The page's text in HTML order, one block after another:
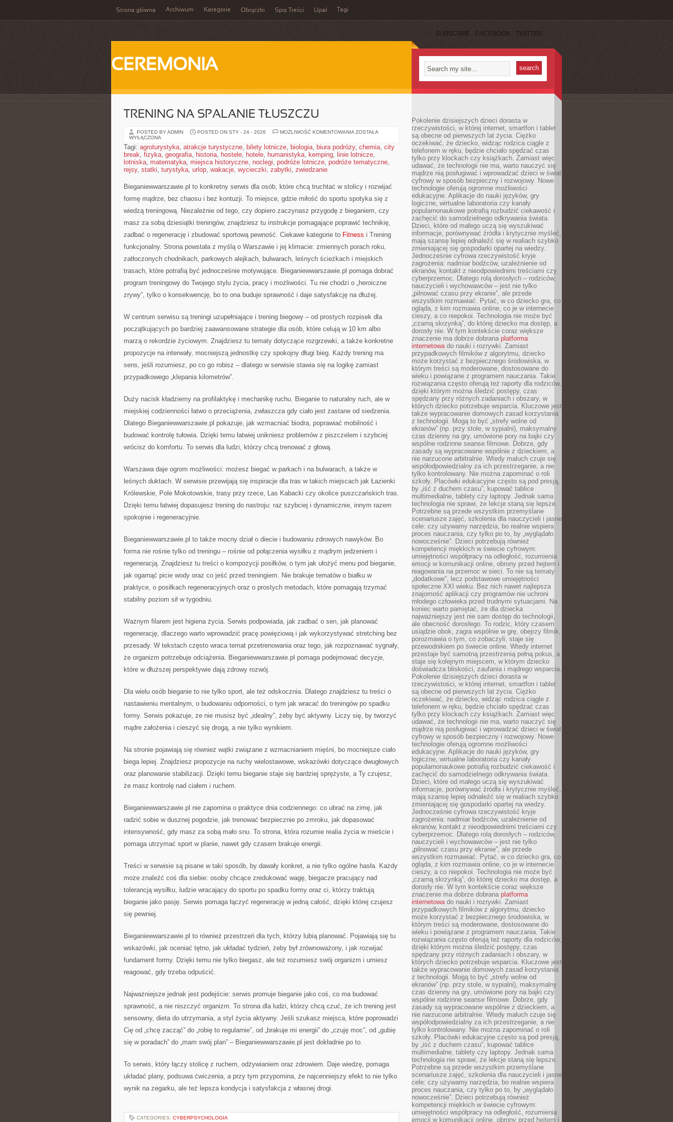
Strona główna Archiwum Kategorie Obrączki Spis Treści Upał Tagi
SUBSCRIBE FACEBOOK TWITTER
CEREMONIA
TRENING NA SPALANIE TŁUSZCZU
POSTED BY ADMIN POSTED ON STY - 24 - 2026 MOŻLIWOŚĆ KOMENTOWANIA TRENING
TŁUSZCZU
ZOSTAŁA
WYŁĄCZONA
Tagi: agroturystyka, atrakcje turystyczne, bilety lotnicze, biologia, biura podróży, chemia, city
break, fizyka, geografia, historia, hostele, hotele, humanistyka, kemping, linie lotnicze,
lotniska, matematyka, miejsca historyczne, noclegi, podróże lotnicze, podróże tematyczne,
rejsy, statki, turystyka, urlop, wakacje, wycieczki, zabytki, zwiedzanie
Bieganiewwarszawie.pl to konkretny serwis dla osób, które chcą truchtać w stolicy i rozwijać
formę mądrze, bez chaosu i bez kontuzji. To miejsce, gdzie miłość do sportu spotyka się z
wiedzą treningową. Niezależnie od tego, czy dopiero zaczynasz przygodę z bieganiem, czy
masz za sobą dziesiątki treningów, znajdziesz tu instrukcje pomagające poprawić technikię,
zadbać o regenerację i zbudować sportową pewność. Ciekawe kategorie to Fitness i Trening
funkcjonalny. Strona powstała z myślą o Warszawie i jej klimacie: zmiennych porach roku,
zatłoczonych chodnikach, parkowych alejkach, bulwarach, leśnych ścieżkach i miejskich
trasach, które potrafią być jednocześnie motywujące. Bieganiewwarszawie.pl pomaga dobrać
program treningowy do Twojego stylu życia, pracy i możliwości. Tu nie chodzi o „heroiczne
zrywy”, tylko o konsekwencję, bo to ona buduje sprawność i daje satysfakcję na dłużej.
W centrum serwisu są treningi uzupełniające i trening biegowy – od prostych rozpisek dla
początkujących po bardziej zaawansowane strategie dla osób, które celują w 10 km albo
marzą o rekordzie życiowym. Znajdziesz tu tematy dotyczące rozgrzewki, a także konkretne
propozycje na interwały, mocniejszą jednostkę czy spokojny długi bieg. Każdy trening ma
sens, jeśli rozumiesz, po co go robisz – dlatego w serwisie stawia się na logikę zamiast
przypadkowego „klepania kilometrów”.
Duży nacisk kładziemy na profilaktykę i mechanikę ruchu. Bieganie to naturalny ruch, ale w
miejskiej codzienności łatwo o przeciążenia, zwłaszcza gdy ciało jest zastane od siedzenia.
Dlatego Bieganiewwarszawie.pl pokazuje, jak wzmacniać biodra, poprawiać mobilność i
budować kontrolę tułowia. Dzięki temu łatwiej unikniesz problemów z piszczelem i szybciej
wrócisz do komfortu. To serwis dla ludzi, którzy chcą trenować z głową.
Warszawa daje ogrom możliwości: możesz biegać w parkach i na bulwarach, a także w
leśnych duktach. W serwisie przewijają się inspiracje dla tras w takich miejscach jak Łazienki
Królewskie, Pole Mokotowskie, trasy przy rzece, Las Kabacki czy okolice puszczańskich tras.
Dzięki temu łatwiej dopasujesz trening do nastroju: raz szybciej i dynamicznie, innym razem
spokojnie i regeneracyjnie.
Bieganiewwarszawie.pl to także mocny dział o diecie i budowaniu zdrowych nawyków. Bo
forma nie rośnie tylko od treningu – rośnie od połączenia wysiłku z mądrym jedzeniem i
regeneracją. Znajdziesz tu treści o kompozycji posiłków, o tym jak ułożyć menu pod bieganie,
jak ogarnąć picie wody oraz co jeść przed treningiem. Nie brakuje tematów o białku w
praktyce, o posiłkach regeneracyjnych oraz o prostych metodach, które pomagają trzymać
stabilny poziom sił w tygodniu.
Ważnym filarem jest higiena życia. Serwis podpowiada, jak zadbać o sen, jak planować
regenerację, dlaczego warto wprowadzić pracę powięziową i jak wykorzystywać stretching bez
przesady. W tekstach często wraca temat przetrenowania oraz tego, jak rozpoznawać sygnały,
że organizm potrzebuje odciążenia. Bieganiewwarszawie.pl pomaga podejmować decyzje,
które w dłuższej perspektywie dają zdrowy rozwój.
Dla wielu osób bieganie to nie tylko sport, ale też odskocznia. Dlatego znajdziesz tu treści o
nastawieniu mentalnym, o budowaniu odporności, o tym jak wracać do treningów po spadku
formy. Serwis pokazuje, że nie musisz być „idealny”, żeby być aktywny. Liczy się, by tworzyć
mądre założenia i cieszyć się drogą, a nie tylko wynikiem.
Na stronie pojawiają się również wątki związane z wzmacnianiem mięśni, bo mocniejsze ciało
biega lepiej. Znajdziesz propozycje na ruchy wielostawowe, wskazówki dotyczące dwugłowych
oraz planowanie stabilizacji. Dzięki temu bieganie staje się bardziej sprężyste, a Ty czujesz,
że masz kontrolę nad ciałem i ruchem.
Bieganiewwarszawie.pl nie zapomina o praktyce dnia codziennego: co ubrać na zimę, jak
radzić sobie w dusznej pogodzie, jak trenować bezpiecznie po zmroku, jak dopasować
intensywność, gdy masz za sobą mało snu. To strona, która rozumie realia życia w mieście i
pomaga utrzymać sport w planie, nawet gdy czasem brakuje energii.
Treści w serwisie są pisane w taki sposób, by dawały konkret, a nie tylko ogólne hasła. Każdy
może znaleźć coś dla siebie: osoby chcące zredukować wagę, biegacze pracujący nad
tolerancją wysiłku, ludzie wracający do sportu po spadku formy oraz ci, którzy traktują
bieganie jako pasję. Serwis pomaga łączyć regenerację w jedną całość, dzięki której czujesz
się pewniej.
Bieganiewwarszawie.pl to również przestrzeń dla tych, którzy lubią planować. Pojawiają się tu
wskazówki, jak oceniać tętno, jak układać tydzień, żeby był zrównoważony, i jak rozwijać
fundament formy. Dzięki temu nie tylko biegasz, ale też rozumiesz swój organizm i umiesz
reagować, gdy trzeba odpuścić.
Najważniejsze jednak jest podejście: serwis promuje bieganie jako coś, co ma budować
sprawność, a nie niszczyć organizm. To strona dla ludzi, którzy chcą czuć, że ich trening jest
sensowny, dieta do utrzymania, a styl życia aktywny. Jeśli szukasz miejsca, które poprowadzi
Cię od „chcę zacząć” do „robię to regularnie”, od „brakuje mi energii” do „czuję moc”, od „gubię
się w poradach” do „mam swój plan” – Bieganiewwarszawie.pl jest dokładnie po to.
To serwis, który łączy stolicę z ruchem, odżywianiem oraz zdrowiem. Daje wiedzę, pomaga
układać plany, podsuwa ćwiczenia, a przy tym przypomina, że najcenniejszy efekt to nie tylko
wynik na zegarku, ale też lepsza kondycja i satysfakcja z własnej drogi.
CATEGORIES: CYBERPSYCHOLOGIA
Pokolenie dzisiejszych dzieci dorasta w
rzeczywistości, w której internet, smartfon i tablet
są obecne od pierwszych lat życia. Ciężko
oczekiwać, że dziecko, widząc rodzica ciągle z
telefonem w ręku, będzie chciało spędzać czas
tylko przy klockach czy książkach. Zamiast więc
udawać, że technologii nie ma, warto nauczyć się
mądrze nią posługiwać i wprowadzać dzieci w świat
cyfrowy w sposób bezpieczny i rozwojowy. Nowe
technologie oferują ogromne możliwości
edukacyjne. Aplikacje do nauki języków, gry
logiczne, wirtualne laboratoria czy kanały
popularnonaukowe potrafią rozbudzić ciekawość i
zachęcić do samodzielnego odkrywania świata.
Dzieci, które od małego uczą się wyszukiwać
informacje, porównywać źródła i krytycznie myśleć,
mają szansę lepiej odnaleźć się w realiach szybko
zmieniającej się gospodarki opartej na wiedzy.
Jednocześnie cyfrowa rzeczywistość kryje
zagrożenia: nadmiar bodźców, uzależnienie od
ekranów, kontakt z nieodpowiednimi treściami czy
cyberprzemoc. Dlatego rolą dorosłych – rodziców,
nauczycieli i wychowawców – jest nie tylko
„pilnować czasu przy ekranie”, ale przede
wszystkim rozmawiać. Pytać, w co dziecko gra, co
ogląda, z kim rozmawia online, co je w internecie
cieszy, a co niepokoi. Technologia nie może być
„czarną skrzynką”, do której dziecko ma dostęp, a
dorosły nie. W tym kontekście coraz większe
znaczenie ma dobrze dobrana platforma
internetowado nauki i rozrywki. Zamiast
przypadkowych filmików z algorytmu, dziecko
może korzystać z bezpiecznego środowiska, w
którym treści są moderowane, dostosowane do
wieku i powiązane z programem nauczania. Takie
rozwiązania często oferują też raporty dla rodziców,
dzięki którym można śledzić postępy, czas
spędzany przy różnych zadaniach i obszary, w
których dziecko potrzebuje wsparcia. Kluczowe jest
także wypracowanie domowych zasad korzystania
z technologii. Mogą to być „strefy wolne od
ekranów” (np. przy stole, w sypialni), maksymalny
czas dzienny na gry, umówione pory na bajki czy
wspólne rodzinne seanse filmowe. Dobrze, gdy
zasady są wypracowane wspólnie z dzieckiem, a
nie narzucone arbitralnie. Wtedy maluch czuje się
współodpowiedzialny za ich przestrzeganie, a nie
tylko kontrolowany. Nie można zapominać o roli
szkoły. Placówki edukacyjne często są pod presją,
by „iść z duchem czasu”, kupować tablice
multimedialne, tablety czy laptopy. Jednak sama
technologia nie sprawi, że lekcje staną się lepsze.
Potrzebne są przede wszystkim przemyślane
scenariusze zajęć, szkolenia dla nauczycieli i jasne
cele: czy używamy narzędzia, bo realnie wspiera
proces nauczania, czy tylko po to, by „wyglądało
nowocześnie”. Dzieci potrzebują również
kompetencji miękkich w świecie cyfrowym:
umiejętności współpracy na odległość, rozumienia
emocji w komunikacji online, obrony przed hejtem i
reagowania na przemoc w sieci. To nie są tematy
„dodatkowe”, lecz podstawowe umiejętności
społeczne XXI wieku. Bez nich nawet najlepsza
znajomość aplikacji czy programów nie uchroni
młodego człowieka przed trudnymi sytuacjami. Na
koniec warto pamiętać, że dla dziecka
najważniejszy jest nie sam dostęp do technologii,
ale obecność dorosłego. To rodzic, który czasem
usiądzie obok, zagra wspólnie w grę, obejrzy filmik,
porozmawia o tym, co zobaczyli, staje się
przewodnikiem po świecie online. Wtedy internet
przestaje być samotną przestrzenią pełną pokus, a
staje się kolejnym miejscem, w którym dziecko
doświadcza bliskości, zaufania i mądrego wsparcia.
Pokolenie dzisiejszych dzieci dorasta w
rzeczywistości, w której internet, smartfon i tablet
są obecne od pierwszych lat życia. Ciężko
oczekiwać, że dziecko, widząc rodzica ciągle z
telefonem w ręku, będzie chciało spędzać czas
tylko przy klockach czy książkach. Zamiast więc
udawać, że technologii nie ma, warto nauczyć się
mądrze nią posługiwać i wprowadzać dzieci w świat
cyfrowy w sposób bezpieczny i rozwojowy. Nowe
technologie oferują ogromne możliwości
edukacyjne. Aplikacje do nauki języków, gry
logiczne, wirtualne laboratoria czy kanały
popularnonaukowe potrafią rozbudzić ciekawość i
zachęcić do samodzielnego odkrywania świata.
Dzieci, które od małego uczą się wyszukiwać
informacje, porównywać źródła i krytycznie myśleć,
mają szansę lepiej odnaleźć się w realiach szybko
zmieniającej się gospodarki opartej na wiedzy.
Jednocześnie cyfrowa rzeczywistość kryje
zagrożenia: nadmiar bodźców, uzależnienie od
ekranów, kontakt z nieodpowiednimi treściami czy
cyberprzemoc. Dlatego rolą dorosłych – rodziców,
nauczycieli i wychowawców – jest nie tylko
„pilnować czasu przy ekranie”, ale przede
wszystkim rozmawiać. Pytać, w co dziecko gra, co
ogląda, z kim rozmawia online, co je w internecie
cieszy, a co niepokoi. Technologia nie może być
„czarną skrzynką”, do której dziecko ma dostęp, a
dorosły nie. W tym kontekście coraz większe
znaczenie ma dobrze dobrana platforma
internetowado nauki i rozrywki. Zamiast
przypadkowych filmików z algorytmu, dziecko
może korzystać z bezpiecznego środowiska, w
którym treści są moderowane, dostosowane do
wieku i powiązane z programem nauczania. Takie
rozwiązania często oferują też raporty dla rodziców,
dzięki którym można śledzić postępy, czas
spędzany przy różnych zadaniach i obszary, w
których dziecko potrzebuje wsparcia. Kluczowe jest
także wypracowanie domowych zasad korzystania
z technologii. Mogą to być „strefy wolne od
ekranów” (np. przy stole, w sypialni), maksymalny
czas dzienny na gry, umówione pory na bajki czy
wspólne rodzinne seanse filmowe. Dobrze, gdy
zasady są wypracowane wspólnie z dzieckiem, a
nie narzucone arbitralnie. Wtedy maluch czuje się
współodpowiedzialny za ich przestrzeganie, a nie
tylko kontrolowany. Nie można zapominać o roli
szkoły. Placówki edukacyjne często są pod presją,
by „iść z duchem czasu”, kupować tablice
multimedialne, tablety czy laptopy. Jednak sama
technologia nie sprawi, że lekcje staną się lepsze.
Potrzebne są przede wszystkim przemyślane
scenariusze zajęć, szkolenia dla nauczycieli i jasne
cele: czy używamy narzędzia, bo realnie wspiera
proces nauczania, czy tylko po to, by „wyglądało
nowocześnie”. Dzieci potrzebują również
kompetencji miękkich w świecie cyfrowym:
umiejętności współpracy na odległość, rozumienia
emocji w komunikacji online, obrony przed hejtem i